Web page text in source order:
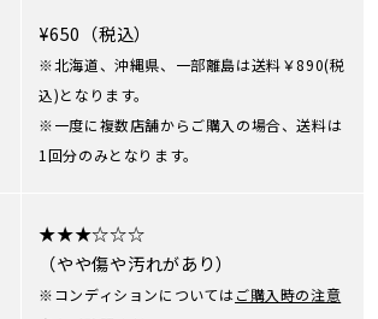
¥650（税込）
※北海道、沖縄県、一部離島は送料￥890(税
込)となります。
※一度に複数店舗からご購入の場合、送料は
1回分のみとなります。
★★★☆☆☆
（やや傷や汚れがあり）
※コンディションについてはご購入時の注意